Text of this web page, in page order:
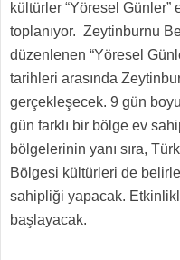
kültürler “Yöresel Günler”
toplanıyor. Zeytinburnu
düzenlenen “Yöresel
tarihleri arasında
gerçekleşecek. 9 gün
gün farklı bir bölge ev
bölgelerinin yanı sıra,
Bölgesi kültürleri de
sahipliği yapacak.
başlayacak.